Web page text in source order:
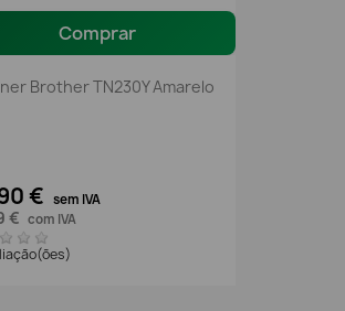
Comprar
Brother TN230Y Amarelo
€ sem IVA
€ com IVA